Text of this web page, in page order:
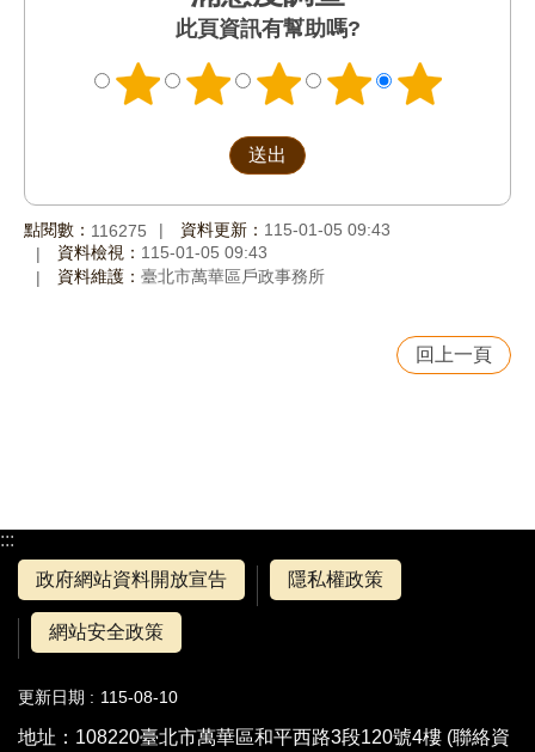
此頁資訊有幫助嗎?
點閱數： 116275 資料更新： 115-01-05 09:43
資料檢視： 115-01-05 09:43
資料維護： 臺北市萬華區戶政事務所
回上一頁
:::
政府網站資料開放宣告
隱私權政策
網站安全政策
更新日期 115-08-10
地址：108220臺北市萬華區和平西路3段120號4樓 (聯絡資